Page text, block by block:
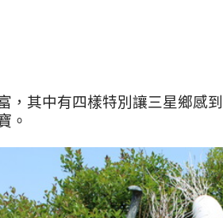
，其中有四樣特別讓三星鄉感
。